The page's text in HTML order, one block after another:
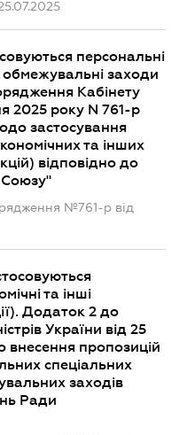
персональні
обмежувальні заходи
Кабінету
2025 року N 761-р
застосування
та інших
відповідно до
Союзу"
№761-р від
та інші
Додаток 2 до
України від 25
внесення пропозицій
спеціальних
заходів
Ради